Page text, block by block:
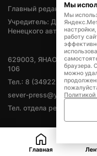
Главный редактор — А.Л.
Учредитель:
Ненецкого автономного
629003, ЯНАО, Салехард,
106
Тел.: 8 (34922) 71262
sever-press@yamal-
Тел. отдела рекламы: 8
Мы
Мы
работу
браузера.
можно